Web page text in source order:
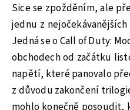
Sice se zpožděním, ale
jednu z
Jedná se o Call of Duty:
obchodech od začátku
napětí, které panovalo
z důvodu zakončení
mohlo konečně